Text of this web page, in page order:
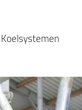
Koelsystemen